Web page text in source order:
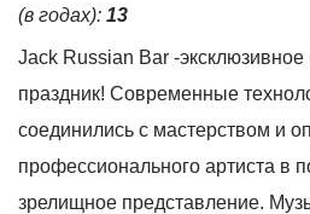
(в годах): 13
Jack Russian Bar -
праздник! Современные
соединились с мастерством и
профессионального артиста в
зрелищное представление.